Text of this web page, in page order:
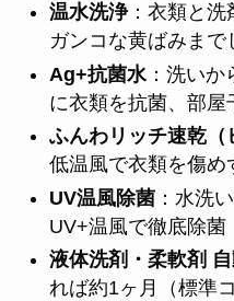
温水洗浄：衣類と洗
ガンコな黄ばみまで
Ag+抗菌水：洗いか
に衣類を抗菌、部屋
ふんわリッチ速乾（
低温風で衣類を傷め
UV温風除菌：水洗
UV+温風で徹底除菌
液体洗剤・柔軟剤
れば約1ヶ月（標準